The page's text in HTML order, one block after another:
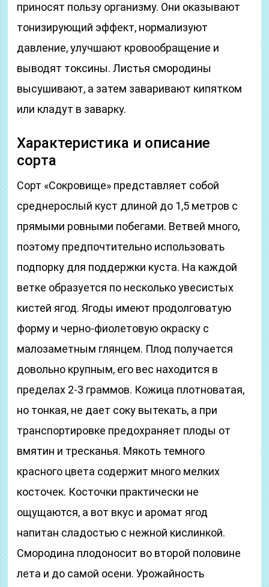
приносят пользу организму. Они оказывают
тонизирующий эффект, нормализуют
давление, улучшают кровообращение и
выводят токсины. Листья смородины
высушивают, а затем заваривают кипятком
или кладут в заварку.
Характеристика и описание
сорта
Сорт «Сокровище» представляет собой
среднерослый куст длиной до 1,5 метров с
прямыми ровными побегами. Ветвей много,
поэтому предпочтительно использовать
подпорку для поддержки куста. На каждой
ветке образуется по несколько увесистых
кистей ягод. Ягоды имеют продолговатую
форму и черно-фиолетовую окраску с
малозаметным глянцем. Плод получается
довольно крупным, его вес находится в
пределах 2-3 граммов. Кожица плотноватая,
но тонкая, не дает соку вытекать, а при
транспортировке предохраняет плоды от
вмятин и тресканья. Мякоть темного
красного цвета содержит много мелких
косточек. Косточки практически не
ощущаются, а вот вкус и аромат ягод
напитан сладостью с нежной кислинкой.
Смородина плодоносит во второй половине
лета и до самой осени. Урожайность